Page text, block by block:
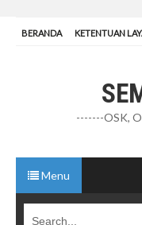
BERANDA KETENTUAN
-------OSK,
Menu